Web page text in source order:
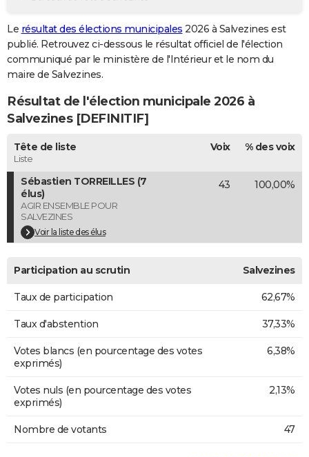
GUIDES D'ACHAT
BONS PLANS
CARTE DE VOEUX
Carte de Noël
Carte Bonne année
Carte Saint-Valentin
Carte Pâques
Carte d'anniversaire
Dictionnaire
Biographies
Citations
Expressions
Proverbes
PROGRAMME TV
COPAINS D'AVANT
S'inscrire
Se connecter
Lycées
Collèges
Primaires
Universités
Entreprises
Service militaire
Avis de recherche
AVIS DE DÉCÈS
FORUM
Bricolage
Lifestyle
Culture
Sport
Auto
Television
Voyage
Cinema
Le résultat des élections municipales 2026 à Salvezines est
publié. Retrouvez ci-dessous le résultat officiel de l'élection
communiqué par le ministère de l'Intérieur et le nom du
maire de Salvezines.
Résultat de l'élection municipale 2026 à
Salvezines [DEFINITIF]
Tête de liste
Liste
Voix % des voix
Sébastien TORREILLES (7
élus)
AGIR ENSEMBLE POUR
SALVEZINES
Voir la liste des élus
43 100,00%
Participation au scrutin Salvezines
Taux de participation 62,67%
Taux d'abstention 37,33%
Votes blancs (en pourcentage des votes
exprimés)
6,38%
Votes nuls (en pourcentage des votes
exprimés)
2,13%
Nombre de votants 47